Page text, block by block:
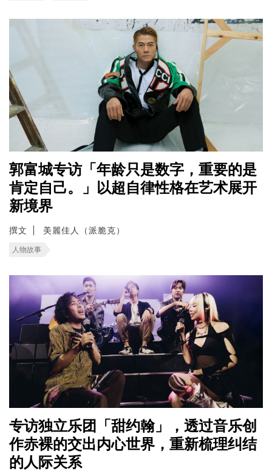
郭富城专访「年龄只是数字，重要的是
肯定自己。」以超自律性格在艺术展开
新境界
撰文 美麗佳人（派脆克）
人物故事
专访独立乐团「甜约翰」，透过音乐创
作赤裸的交出内心世界，重新梳理纠结
的人际关系